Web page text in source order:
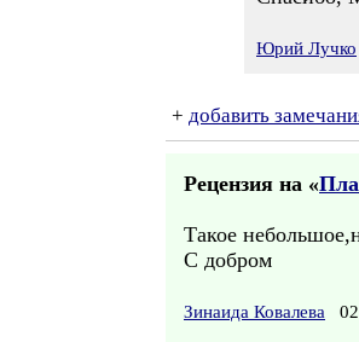
Юрий Лучко
+ добавить
Рецензия на «
Такое
С добром
Зинаида Ковалева